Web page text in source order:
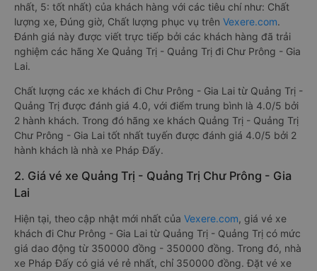
nhất, 5: tốt nhất) của khách hàng với các tiêu chí như: Chất
lượng xe, Đúng giờ, Chất lượng phục vụ trên Vexere.com.
Đánh giá này được viết trực tiếp bởi các khách hàng đã trải
nghiệm các hãng Xe Quảng Trị - Quảng Trị đi Chư Prông - Gia
Lai.
Chất lượng các xe khách đi Chư Prông - Gia Lai từ Quảng Trị -
Quảng Trị được đánh giá 4.0, với điểm trung bình là 4.0/5 bởi
2 hành khách. Trong đó hãng xe khách Quảng Trị - Quảng Trị
Chư Prông - Gia Lai tốt nhất tuyến được đánh giá 4.0/5 bởi 2
hành khách là nhà xe Pháp Đấy.
2. Giá vé xe Quảng Trị - Quảng Trị Chư Prông - Gia
Lai
Hiện tại, theo cập nhật mới nhất của Vexere.com, giá vé xe
khách đi Chư Prông - Gia Lai từ Quảng Trị - Quảng Trị có mức
giá dao động từ 350000 đồng - 350000 đồng. Trong đó, nhà
xe Pháp Đấy có giá vé rẻ nhất, chỉ 350000 đồng. Đặt vé xe